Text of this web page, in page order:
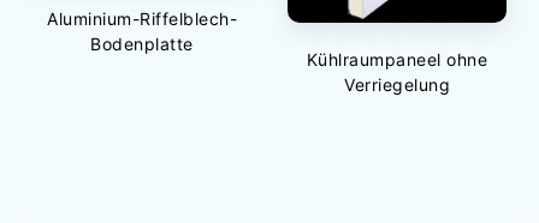
Aluminium-Riffelblech-
Bodenplatte
Kühlraumpaneel ohne
Verriegelung